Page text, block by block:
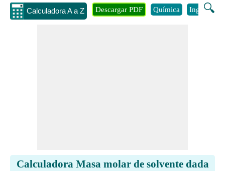
Calculadora A a Z 🔍
Descargar PDF Química Ingenieria
Calculadora Masa molar de solvente dada